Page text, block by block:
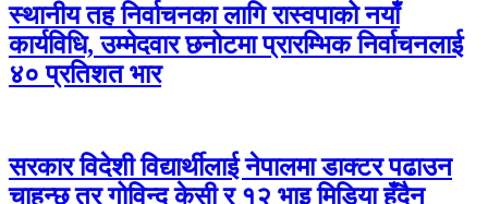
स्थानीय तह निर्वाचनका लागि रास्वपाको नयाँ
कार्यविधि, उम्मेदवार छनोटमा प्रारम्भिक निर्वाचनलाई
४० प्रतिशत भार
सरकार विदेशी विद्यार्थीलाई नेपालमा डाक्टर पढाउन
चाहन्छ तर गोविन्द केसी र १२ भाइ मिडिया हुँदैन